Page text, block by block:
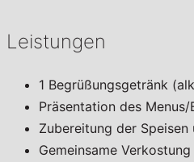
Leistungen
1 Begrüßungsgetränk
Präsentation des
Zubereitung der
Gemeinsame